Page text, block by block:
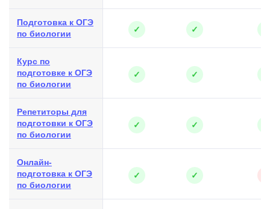
Подготовка к ОГЭ
по биологии
✓ ✓
Курс по
подготовке к ОГЭ
по биологии
✓ ✓
Репетиторы для
подготовки к ОГЭ
по биологии
✓ ✓
Онлайн-
подготовка к ОГЭ
по биологии
✓ ✓